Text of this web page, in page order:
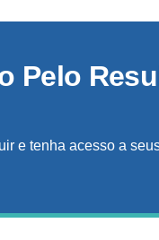
Pelo
e tenha acesso a